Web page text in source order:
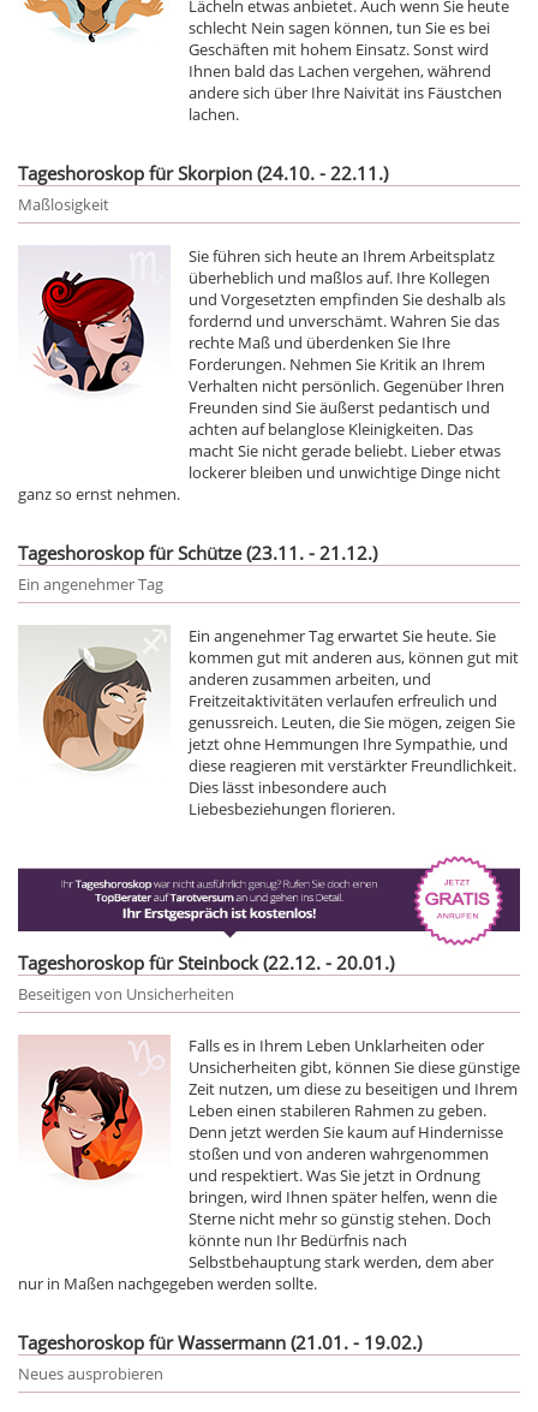
Lächeln etwas anbietet. Auch wenn Sie heute
schlecht Nein sagen können, tun Sie es bei
Geschäften mit hohem Einsatz. Sonst wird
Ihnen bald das Lachen vergehen, während
andere sich über Ihre Naivität ins Fäustchen
lachen.
Tageshoroskop für Skorpion (24.10. - 22.11.)
Maßlosigkeit
Sie führen sich heute an Ihrem Arbeitsplatz
überheblich und maßlos auf. Ihre Kollegen
und Vorgesetzten empfinden Sie deshalb als
fordernd und unverschämt. Wahren Sie das
rechte Maß und überdenken Sie Ihre
Forderungen. Nehmen Sie Kritik an Ihrem
Verhalten nicht persönlich. Gegenüber Ihren
Freunden sind Sie äußerst pedantisch und
achten auf belanglose Kleinigkeiten. Das
macht Sie nicht gerade beliebt. Lieber etwas
lockerer bleiben und unwichtige Dinge nicht
ganz so ernst nehmen.
Tageshoroskop für Schütze (23.11. - 21.12.)
Ein angenehmer Tag
Ein angenehmer Tag erwartet Sie heute. Sie
kommen gut mit anderen aus, können gut mit
anderen zusammen arbeiten, und
Freitzeitaktivitäten verlaufen erfreulich und
genussreich. Leuten, die Sie mögen, zeigen Sie
jetzt ohne Hemmungen Ihre Sympathie, und
diese reagieren mit verstärkter Freundlichkeit.
Dies lässt inbesondere auch
Liebesbeziehungen florieren.
Tageshoroskop für Steinbock (22.12. - 20.01.)
Beseitigen von Unsicherheiten
Falls es in Ihrem Leben Unklarheiten oder
Unsicherheiten gibt, können Sie diese günstige
Zeit nutzen, um diese zu beseitigen und Ihrem
Leben einen stabileren Rahmen zu geben.
Denn jetzt werden Sie kaum auf Hindernisse
stoßen und von anderen wahrgenommen
und respektiert. Was Sie jetzt in Ordnung
bringen, wird Ihnen später helfen, wenn die
Sterne nicht mehr so günstig stehen. Doch
könnte nun Ihr Bedürfnis nach
Selbstbehauptung stark werden, dem aber
nur in Maßen nachgegeben werden sollte.
Tageshoroskop für Wassermann (21.01. - 19.02.)
Neues ausprobieren